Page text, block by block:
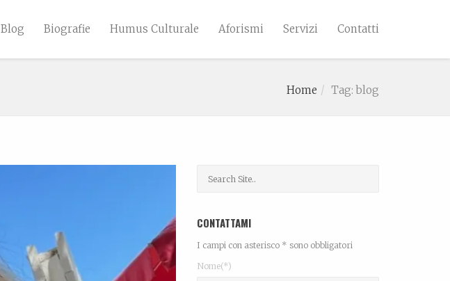
Blog Biografie Humus Culturale Aforismi Servizi Contatti
Home Tag: blog
CONTATTAMI
I campi con asterisco * sono obbligatori
Nome(*)